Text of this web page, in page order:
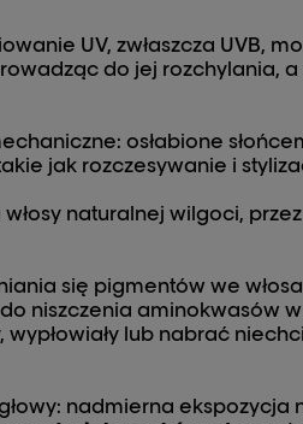
UV, zwłaszcza UVB,
do jej rozchylania,
osłabione
jak rozczesywanie i
naturalnej wilgoci,
się pigmentów we
niszczenia aminokwasów w
wypłowiały lub nabrać
nadmierna ekspozycja